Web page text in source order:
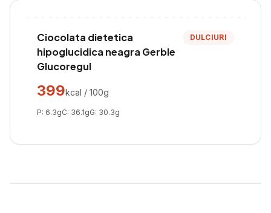
Ciocolata dietetica
hipoglucidica neagra Gerble
Glucoregul
DULCIURI
399kcal / 100g
P: 6.3gC: 36.1gG: 30.3g